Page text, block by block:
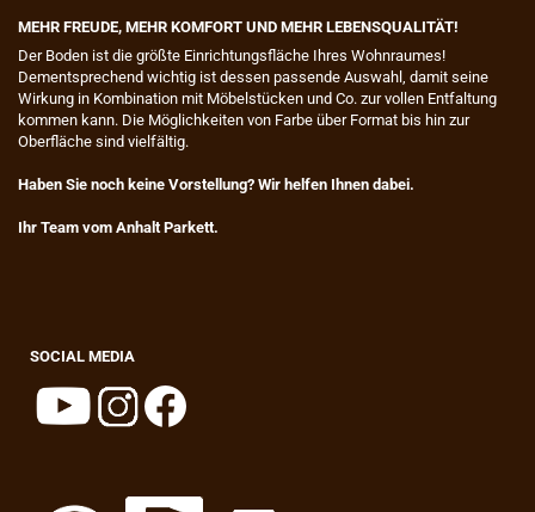
MEHR FREUDE, MEHR KOMFORT UND MEHR LEBENSQUALITÄT!
​Der Boden ist die größte Einrichtungsfläche Ihres Wohnraumes!
Dementsprechend wichtig ist dessen passende Auswahl, damit seine
Wirkung in Kombination mit Möbelstücken und Co. zur vollen Entfaltung
kommen kann. Die Möglichkeiten von Farbe über Format bis hin zur
Oberfläche sind vielfältig.
Haben Sie noch keine Vorstellung? Wir helfen Ihnen dabei.
Ihr Team vom Anhalt Parkett.
SOCIAL MEDIA